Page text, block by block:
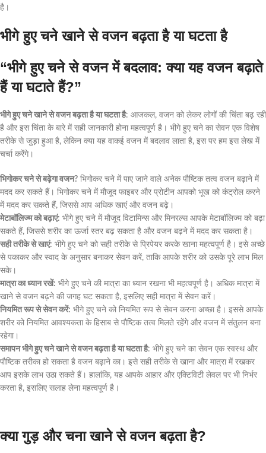
है।
भीगे हुए चने खाने से वजन बढ़ता है या घटता है
“भीगे हुए चने से वजन में बदलाव: क्या यह वजन बढ़ाते
हैं या घटाते हैं?”
भीगे हुए चने खाने से वजन बढ़ता है या घटता है: आजकल, वजन को लेकर लोगों की चिंता बढ़ रही
है और इस चिंता के बारे में सही जानकारी होना महत्वपूर्ण है। भीगे हुए चने का सेवन एक विशेष
तरीके से जुड़ा हुआ है, लेकिन क्या यह वाकई वजन में बदलाव लाता है, इस पर हम इस लेख में
चर्चा करेंगे।
भिगोकर चने से बढ़ेगा वजन? भिगोकर चने में पाए जाने वाले अनेक पौष्टिक तत्व वजन बढ़ाने में
मदद कर सकते हैं। भिगोकर चने में मौजूद फाइबर और प्रोटीन आपको भूख को कंट्रोल करने
में मदद कर सकते हैं, जिससे आप अधिक खाएं और वजन बढ़े।
मेटाबॉलिज्म को बढ़ाएं: भीगे हुए चने में मौजूद विटामिन्स और मिनरल्स आपके मेटाबॉलिज्म को बढ़ा
सकते हैं, जिससे शरीर का ऊर्जा स्तर बढ़ सकता है और वजन बढ़ने में मदद कर सकता है।
सही तरीके से खाएं: भीगे हुए चने को सही तरीके से प्रिपेयर करके खाना महत्वपूर्ण है। इसे अच्छे
से पकाकर और स्वाद के अनुसार बनाकर सेवन करें, ताकि आपके शरीर को उसके पूरे लाभ मिल
सके।
मात्रा का ध्यान रखें: भीगे हुए चने की मात्रा का ध्यान रखना भी महत्वपूर्ण है। अधिक मात्रा में
खाने से वजन बढ़ने की जगह घट सकता है, इसलिए सही मात्रा में सेवन करें।
नियमित रूप से सेवन करें: भीगे हुए चने को नियमित रूप से सेवन करना अच्छा है। इससे आपके
शरीर को नियमित आवश्यकता के हिसाब से पौष्टिक तत्व मिलते रहेंगे और वजन में संतुलन बना
रहेगा।
समापन भीगे हुए चने खाने से वजन बढ़ता है या घटता है: भीगे हुए चने का सेवन एक स्वस्थ और
पौष्टिक तरीका हो सकता है वजन बढ़ाने का। इसे सही तरीके से खाना और मात्रा में रखकर
आप इसके लाभ उठा सकते हैं। हालांकि, यह आपके आहार और एक्टिविटी लेवल पर भी निर्भर
करता है, इसलिए सलाह लेना महत्वपूर्ण है।
क्या गुड़ और चना खाने से वजन बढ़ता है?